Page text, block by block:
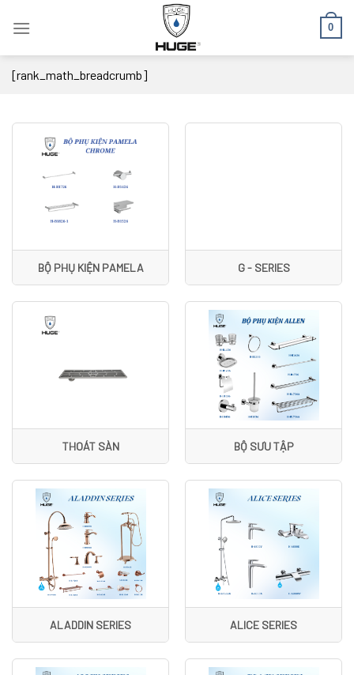
0
[rank_math_breadcrumb]
BỘ PHỤ KIỆN PAMELA
CHROME
G - SERIES
THOÁT SÀN BỘ SƯU TẬP
ALADDIN SERIES ALICE SERIES